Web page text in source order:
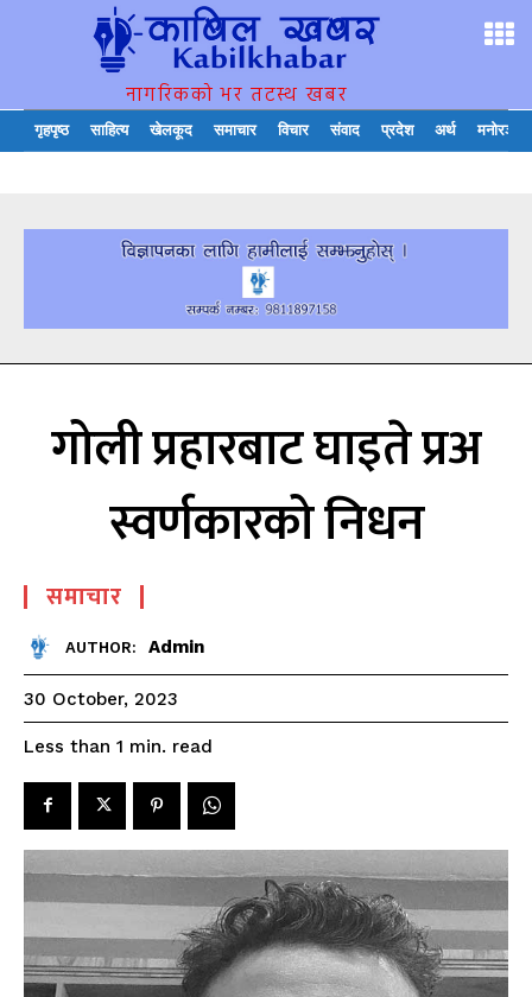
नागरिकको भर तटस्थ खबर
गृहपृष्ठ साहित्य खेलकूद समाचार विचार संवाद प्रदेश अर्थ मनोरञ्जन
गोली प्रहारबाट घाइते प्रअ
स्वर्णकारको निधन
समाचार
AUTHOR: Admin
30 October, 2023
Less than 1 min. read